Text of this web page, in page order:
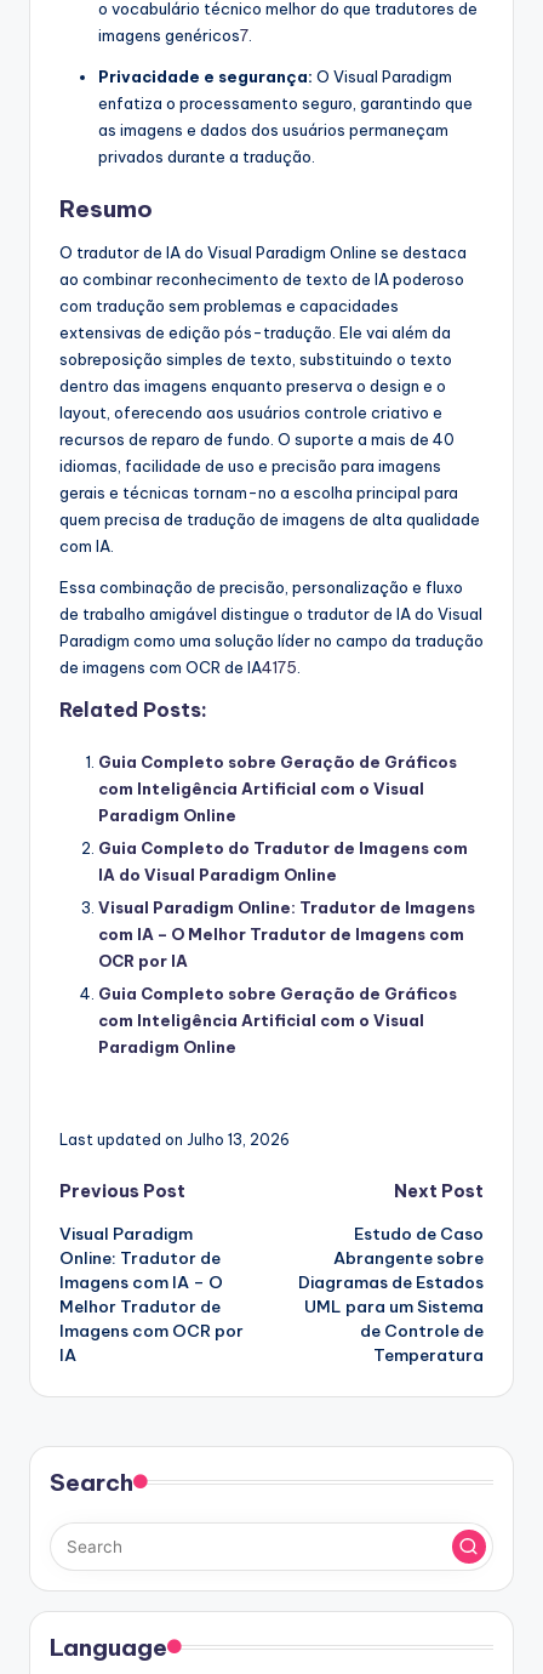
o vocabulário técnico melhor do que tradutores de
imagens genéricos7
Privacidade e segurança: O Visual Paradigm
enfatiza o processamento seguro, garantindo que
as imagens e dados dos usuários permaneçam
privados durante a tradução.
Resumo
O tradutor de IA do Visual Paradigm Online se destaca
ao combinar reconhecimento de texto de IA poderoso
com tradução sem problemas e capacidades
extensivas de edição pós-tradução. Ele vai além da
sobreposição simples de texto, substituindo o texto
dentro das imagens enquanto preserva o design e o
layout, oferecendo aos usuários controle criativo e
recursos de reparo de fundo. O suporte a mais de 40
idiomas, facilidade de uso e precisão para imagens
gerais e técnicas tornam-no a escolha principal para
quem precisa de tradução de imagens de alta qualidade
com IA.
Essa combinação de precisão, personalização e fluxo
de trabalho amigável distingue o tradutor de IA do Visual
Paradigm como uma solução líder no campo da tradução
de imagens com OCR de IA4175.
Related Posts:
Guia Completo sobre Geração de Gráficos
com Inteligência Artificial com o Visual
Paradigm Online
Guia Completo do Tradutor de Imagens com
IA do Visual Paradigm Online
Visual Paradigm Online: Tradutor de Imagens
com IA – O Melhor Tradutor de Imagens com
OCR por IA
Guia Completo sobre Geração de Gráficos
com Inteligência Artificial com o Visual
Paradigm Online
Last updated on Julho 13, 2026
Post
navigation
Previous Post
Visual Paradigm
Online: Tradutor de
Imagens com IA – O
Melhor Tradutor de
Imagens com OCR por
IA
Next Post
Estudo de Caso
Abrangente sobre
Diagramas de Estados
UML para um Sistema
de Controle de
Temperatura
Search
Language